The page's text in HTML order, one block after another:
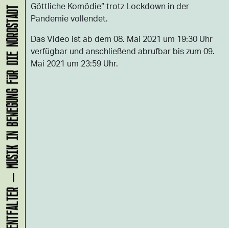
Göttliche Komödie“ trotz Lockdown in der
Pandemie vollendet.
Das Video ist ab dem 08. Mai 2021 um 19:30 Uhr
verfügbar und anschließend abrufbar bis zum 09.
Mai 2021 um 23:59 Uhr.
KLANG-ENTFALTER – MUSIK IN BEWEGUNG FÜR DIE NORDSTADT